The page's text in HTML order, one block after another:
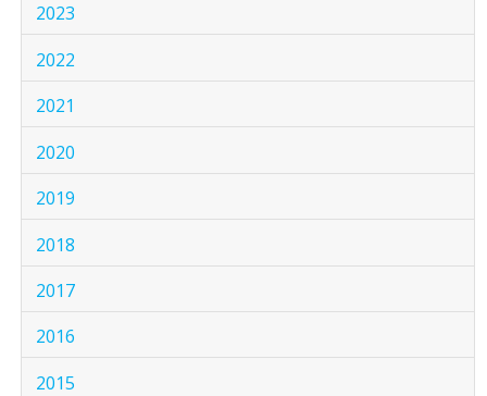
2023
2022
2021
2020
2019
2018
2017
2016
2015